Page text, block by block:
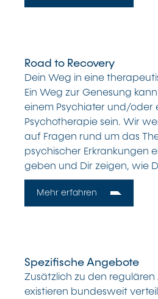
Road to Recovery
Dein Weg in eine
Ein Weg zur Genesung
einem Psychiater und/oder
Psychotherapie sein. Wir
auf Fragen rund um das
psychischer Erkrankungen
geben und Dir zeigen, wie
Mehr erfahren
Spezifische Angebote
Zusätzlich zu den
existieren bundesweit